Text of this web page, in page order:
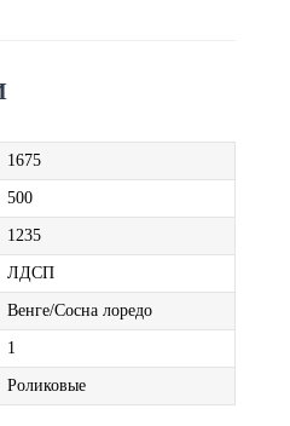
1675
500
1235
ЛДСП
Венге/Сосна лоредо
1
Роликовые